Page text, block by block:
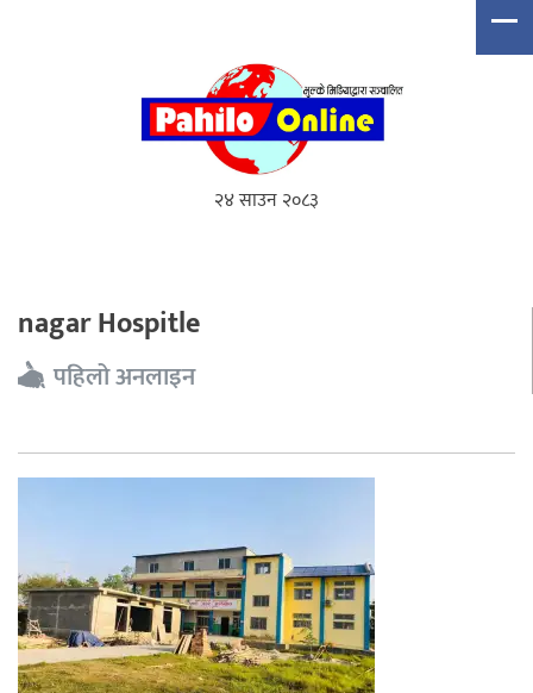
२४ साउन २०८३
nagar Hospitle
पहिलो अनलाइन